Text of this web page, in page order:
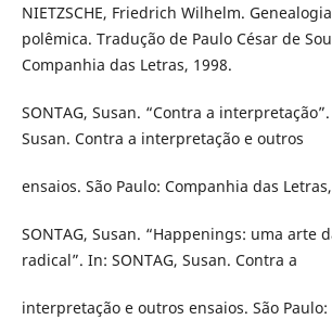
NIETZSCHE, Friedrich Wilhelm.
polêmica. Tradução de Paulo César de
Companhia das Letras, 1998.
SONTAG, Susan. “Contra a
Susan. Contra a interpretação e outros
ensaios. São Paulo: Companhia das
SONTAG, Susan. “Happenings: uma arte
radical”. In: SONTAG, Susan. Contra a
interpretação e outros ensaios. São